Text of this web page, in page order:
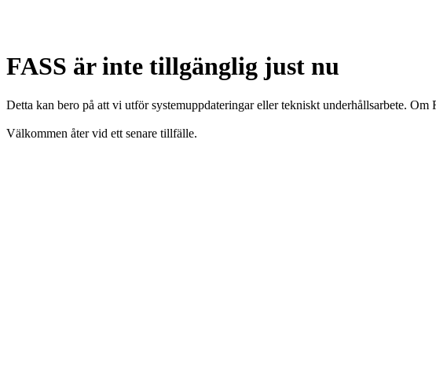
FASS är inte tillgänglig just nu
Detta kan bero på att vi utför systemuppdateringar eller tekniskt underhållsarbete.
Välkommen åter vid ett senare tillfälle.